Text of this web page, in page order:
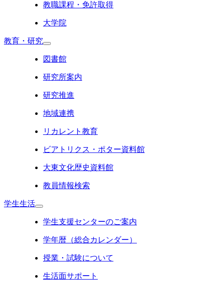
教職課程・免許取得
大学院
教育・研究
図書館
研究所案内
研究推進
地域連携
リカレント教育
ビアトリクス・ポター資料館
大東文化歴史資料館
教員情報検索
学生生活
学生支援センターのご案内
学年暦（総合カレンダー）
授業・試験について
生活面サポート